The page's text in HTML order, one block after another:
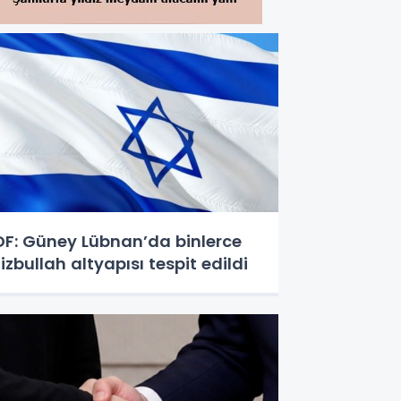
Güney Lübnan’da binlerce
altyapısı tespit edildi